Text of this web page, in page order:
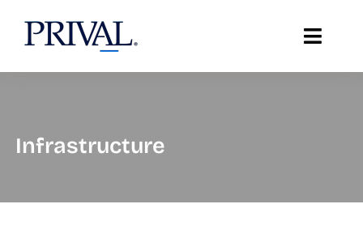
content
Toggle
Solutions
Infrastructure